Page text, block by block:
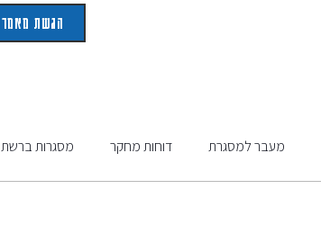
הגשת מאמר
מעבר למסגרת דוחות מחקר מסגרות ברשת